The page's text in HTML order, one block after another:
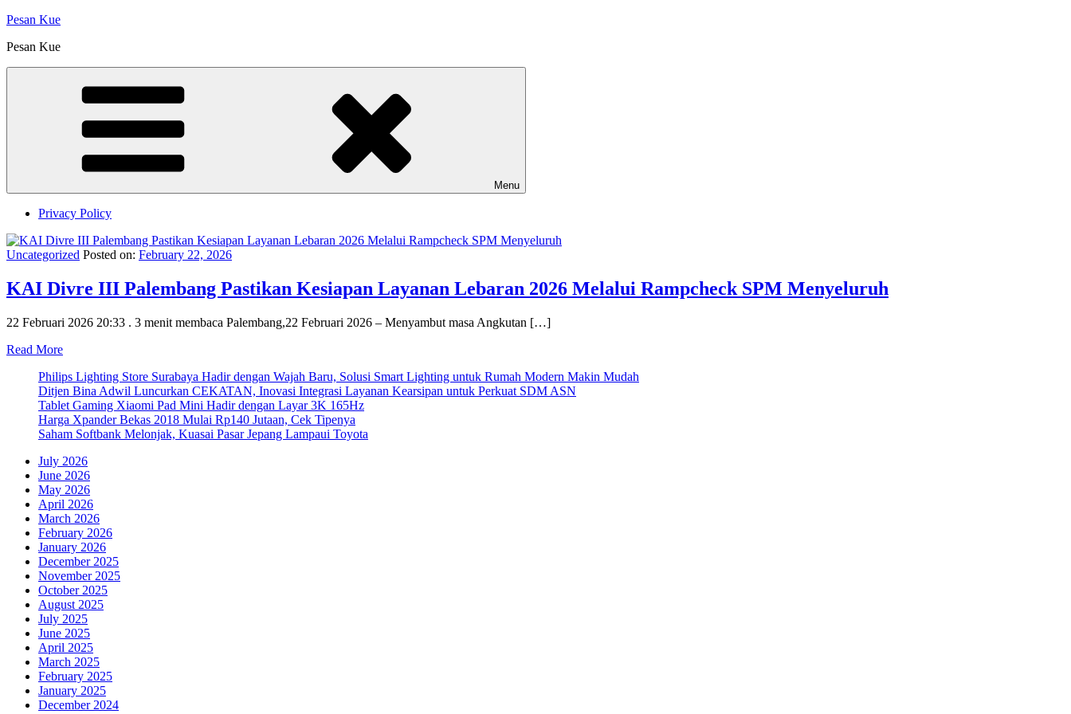
Skip
content
Pesan Kue
Pesan Kue
Menu
Privacy Policy
Uncategorized Posted on: February 22, 2026
KAI Divre III Palembang Pastikan Kesiapan Layanan Lebaran 2026 Melalui Rampcheck SPM Menyeluruh
22 Februari 2026 20:33 . 3 menit membaca Palembang,22 Februari 2026 – Menyambut masa Angkutan […]
Read More
Philips Lighting Store Surabaya Hadir dengan Wajah Baru, Solusi Smart Lighting untuk Rumah Modern Makin Mudah
Ditjen Bina Adwil Luncurkan CEKATAN, Inovasi Integrasi Layanan Kearsipan untuk Perkuat SDM ASN
Tablet Gaming Xiaomi Pad Mini Hadir dengan Layar 3K 165Hz
Harga Xpander Bekas 2018 Mulai Rp140 Jutaan, Cek Tipenya
Saham Softbank Melonjak, Kuasai Pasar Jepang Lampaui Toyota
July 2026
June 2026
May 2026
April 2026
March 2026
February 2026
January 2026
December 2025
November 2025
October 2025
August 2025
July 2025
June 2025
April 2025
March 2025
February 2025
January 2025
December 2024